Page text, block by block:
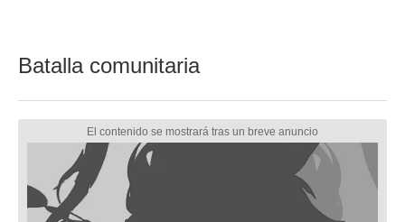
Batalla comunitaria